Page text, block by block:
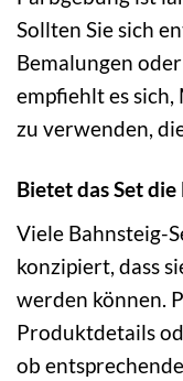
Sollten Sie sich
Bemalungen
empfiehlt es
zu verwenden,
Bietet das Set
Viele Bahnsteig-
konzipiert, dass
werden können.
Produktdetails
ob